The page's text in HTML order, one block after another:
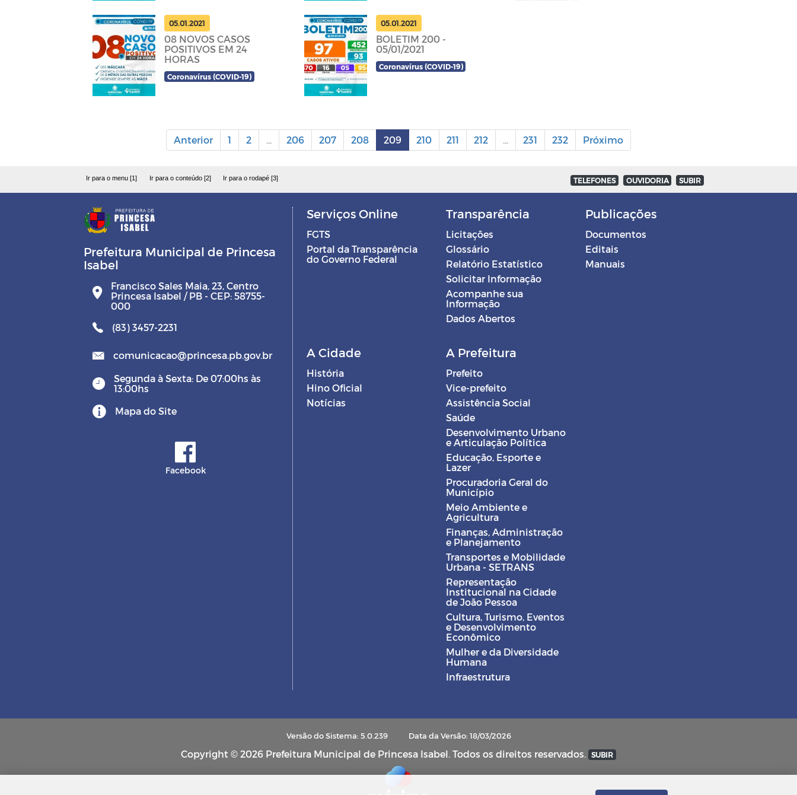
05.01.2021
08 NOVOS CASOS
POSITIVOS EM 24
HORAS
Coronavírus (COVID-19)
05.01.2021
BOLETIM 200 -
05/01/2021
Coronavírus (COVID-19)
Anterior 1 2 ... 206 207 208 209 210 211 212 ... 231 232 Próximo
Ir para o menu [1] Ir para o conteúdo [2] Ir para o rodapé [3] TELEFONES OUVIDORIA SUBIR
Prefeitura Municipal de Princesa
Isabel
Francisco Sales Maia, 23, Centro
Princesa Isabel / PB - CEP: 58755-
000
(83) 3457-2231
comunicacao@princesa.pb.gov.br
Segunda à Sexta: De 07:00hs às
13:00hs
Mapa do Site
Facebook
Serviços Online
FGTS
Portal da Transparência
do Governo Federal
Transparência
Licitações
Glossário
Relatório Estatístico
Solicitar Informação
Acompanhe sua
Informação
Dados Abertos
Publicações
Documentos
Editais
Manuais
A Cidade
História
Hino Oficial
Notícias
A Prefeitura
Prefeito
Vice-prefeito
Assistência Social
Saúde
Desenvolvimento Urbano
e Articulação Política
Educação, Esporte e
Lazer
Procuradoria Geral do
Município
Meio Ambiente e
Agricultura
Finanças, Administração
e Planejamento
Transportes e Mobilidade
Urbana - SETRANS
Representação
Institucional na Cidade
de João Pessoa
Cultura, Turismo, Eventos
e Desenvolvimento
Econômico
Mulher e da Diversidade
Humana
Infraestrutura
Versão do Sistema: 5.0.239 Data da Versão: 18/03/2026
Copyright © 2026 Prefeitura Municipal de Princesa Isabel. Todos os direitos reservados. SUBIR